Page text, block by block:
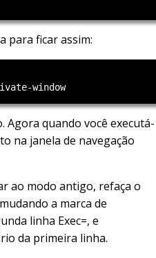
para ficar assim:
Agora quando você executá-
na janela de navegação
ao modo antigo, refaça o
a marca de
linha Exec=, e
da primeira linha.